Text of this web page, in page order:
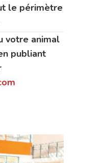
le périmètre
votre animal
publiant